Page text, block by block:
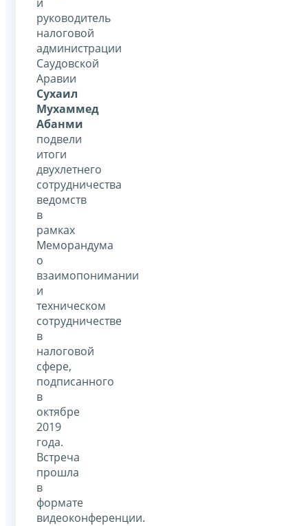
руководитель
налоговой
администрации
Саудовской
Аравии
Сухаил
Мухаммед
Абанми
подвели
итоги
двухлетнего
сотрудничества
ведомств
в
рамках
Меморандума
о
взаимопонимании
и
техническом
сотрудничестве
в
налоговой
сфере,
подписанного
в
октябре
2019
года.
Встреча
прошла
в
формате
видеоконференции.